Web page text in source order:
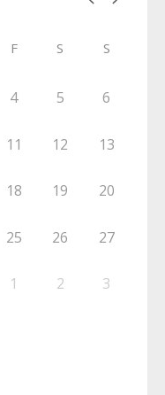
F S S
4 5 6
11 12 13
18 19 20
25 26 27
1 2 3